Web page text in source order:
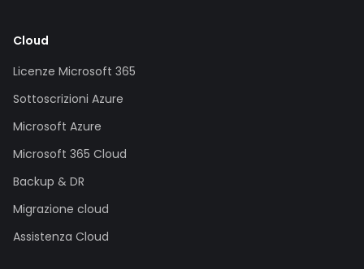
Cloud
Licenze Microsoft 365
Sottoscrizioni Azure
Microsoft Azure
Microsoft 365 Cloud
Backup & DR
Migrazione cloud
Assistenza Cloud